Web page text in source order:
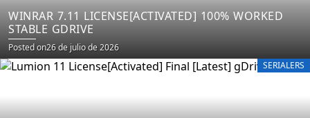
WINRAR 7.11 LICENSE[ACTIVATED] 100% WORKED
STABLE GDRIVE
Posted on26 de julio de 2026
SERIALERS